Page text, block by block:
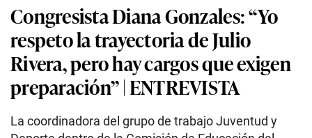
Congresista Diana Gonzales: “Yo
respeto la trayectoria de Julio
Rivera, pero hay cargos que exigen
preparación” | ENTREVISTA
La coordinadora del grupo de trabajo Juventud y